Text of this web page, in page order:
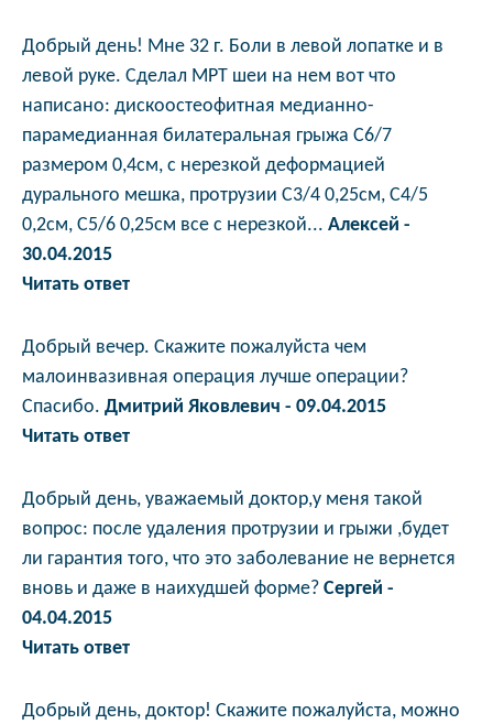
Добрый день! Мне 32 г. Боли в левой лопатке и в
левой руке. Сделал МРТ шеи на нем вот что
написано: дискоостеофитная медианно-
парамедианная билатеральная грыжа С6/7
размером 0,4см, с нерезкой деформацией
дурального мешка, протрузии С3/4 0,25см, С4/5
0,2см, С5/6 0,25см все с нерезкой... Алексей -
30.04.2015
Читать ответ
Добрый вечер. Скажите пожалуйста чем
малоинвазивная операция лучше операции?
Спасибо. Дмитрий Яковлевич - 09.04.2015
Читать ответ
Добрый день, уважаемый доктор,у меня такой
вопрос: после удаления протрузии и грыжи ,будет
ли гарантия того, что это заболевание не вернется
вновь и даже в наихудшей форме? Сергей -
04.04.2015
Читать ответ
Добрый день, доктор! Скажите пожалуйста, можно